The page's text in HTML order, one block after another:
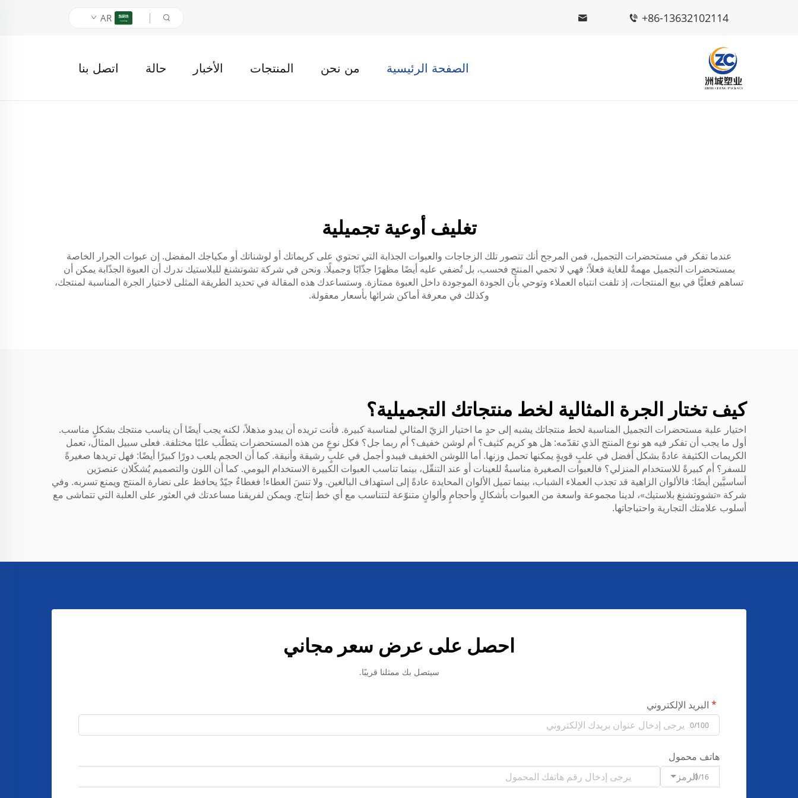
+86-13632102114
AR
الصفحة الرئيسية من نحن المنتجات الأخبار حالة اتصل بنا
تغليف أوعية تجميلية
عندما تفكر في مستحضرات التجميل، فمن المرجح أنك تتصور تلك الزجاجات والعبوات الجذابة التي تحتوي على كريماتك أو لوشناتك أو مكياجك المفضل. إن عبوات الجرار الخاصة
بمستحضرات التجميل مهمةٌ للغاية فعلاً؛ فهي لا تحمي المنتج فحسب، بل تُضفي عليه أيضًا مظهرًا جذّابًا وجميلًا. ونحن في شركة تشوتشنغ للبلاستيك ندرك أن العبوة الجذّابة يمكن أن
تساهم فعليًّا في بيع المنتجات، إذ تلفت انتباه العملاء وتوحي بأن الجودة الموجودة داخل العبوة ممتازة. وستساعدك هذه المقالة في تحديد الطريقة المثلى لاختيار الجرة المناسبة لمنتجك،
وكذلك في معرفة أماكن شرائها بأسعار معقولة.
كيف تختار الجرة المثالية لخط منتجاتك التجميلية؟
اختيار علبة مستحضرات التجميل المناسبة لخط منتجاتك يشبه إلى حدٍ ما اختيار الزيّ المثالي لمناسبة كبيرة. فأنت تريده أن يبدو مذهلاً، لكنه يجب أيضًا أن يناسب منتجك بشكلٍ مناسب.
أول ما يجب أن تفكر فيه هو نوع المنتج الذي تقدّمه: هل هو كريم كثيف؟ أم لوشن خفيف؟ أم ربما جل؟ فكل نوعٍ من هذه المستحضرات يتطلّب علبًا مختلفة. فعلى سبيل المثال، تعمل
الكريمات الكثيفة عادةً بشكل أفضل في علبٍ قويةٍ يمكنها تحمل وزنها. أما اللوشن الخفيف فيبدو أجمل في علبٍ رشيقة وأنيقة. كما أن الحجم يلعب دورًا كبيرًا أيضًا: فهل تريدها صغيرةً
للسفر؟ أم كبيرةً للاستخدام المنزلي؟ فالعبوات الصغيرة مناسبةٌ للعينات أو عند التنقّل، بينما تناسب العبوات الكبيرة الاستخدام اليومي. كما أن اللون والتصميم يُشكّلان عنصرَين
أساسيَّين أيضًا: فالألوان الزاهية قد تجذب العملاء الشباب، بينما تميل الألوان المحايدة عادةً إلى استهداف البالغين. ولا تنسَ الغطاء! فغطاءٌ جيّدٌ يحافظ على نضارة المنتج ويمنع تسربه. وفي
شركة «تشووتشنغ بلاستيك»، لدينا مجموعة واسعة من العبوات بأشكالٍ وأحجامٍ وألوانٍ متنوّعة لتتناسب مع أي خط إنتاج. ويمكن لفريقنا مساعدتك في العثور على العلبة التي تتماشى مع
أسلوب علامتك التجارية واحتياجاتها.
احصل على عرض سعر مجاني
سيتصل بك ممثلنا قريبًا.
البريد الإلكتروني
0/100
هاتف محمول
الرمز0/16